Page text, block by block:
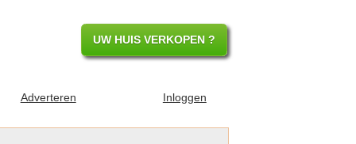
UW HUIS VERKOPEN ?
Adverteren Inloggen